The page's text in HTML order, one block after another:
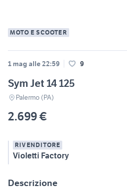
MOTO E SCOOTER
1 mag alle 22:59 9
Sym Jet 14 125
Palermo (PA)
2.699 €
RIVENDITORE
Violetti Factory
Descrizione